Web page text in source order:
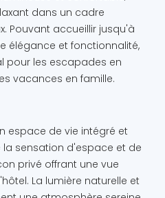
dans un cadre
Pouvant accueillir jusqu'à
élégance et fonctionnalité,
pour les escapades en
vacances en famille.
espace de vie intégré et
sensation d'espace et de
privé offrant une vue
La lumière naturelle et